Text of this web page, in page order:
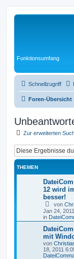
Funktionsumfang
Schnellzugriff
Foren-Übersicht
Zur erweiterten
THEMEN
12 wird
besser!
von
Jan 24,
in
mit
von
18, 2011